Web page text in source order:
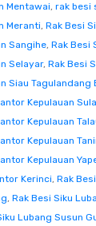
Mentawai, rak besi
Meranti, Rak Besi
Sangihe, Rak Besi
Selayar, Rak Besi
Siau Tagulandang
Kepulauan Sula
Kepulauan
Kepulauan
Kepulauan
Kerinci, Rak
, Rak Besi Siku
Lubang Susun